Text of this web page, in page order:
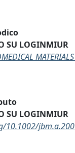
SU LOGINMIUR
MATERIALS
SU LOGINMIUR
10.1002/